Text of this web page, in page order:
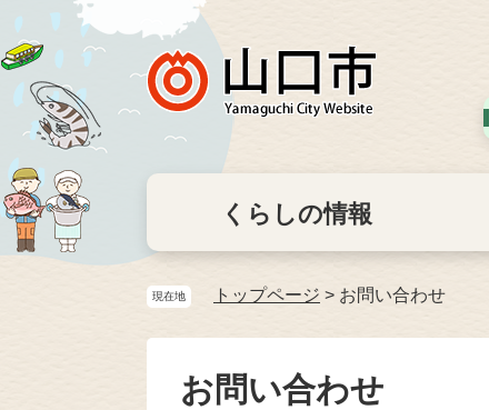
くらしの情報
現在地 トップページ > お問い合わせ
お問い合わせ